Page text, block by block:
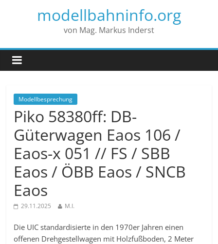
modellbahninfo.org
von Mag. Markus Inderst
Modellbesprechung
Piko 58380ff: DB-
Güterwagen Eaos 106 /
Eaos-x 051 // FS / SBB
Eaos / ÖBB Eaos / SNCB
Eaos
29.11.2025 M.I.
Die UIC standardisierte in den 1970er Jahren einen
offenen Drehgestellwagen mit Holzfußboden, 2 Meter